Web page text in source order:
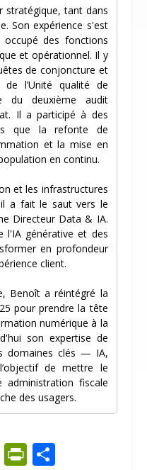
stratégique, tant dans
Son expérience s'est
des fonctions
et opérationnel. Il y
de conjoncture et
l’Unité qualité de
du deuxième audit
Il a participé à des
que la refonte de
et la mise en
en continu.
et les infrastructures
a fait le saut vers le
Directeur Data & IA.
l'IA générative et des
en profondeur
client.
Benoît a réintégré la
pour prendre la tête
numérique à la
son expertise de
domaines clés — IA,
de mettre le
administration fiscale
des usagers.
Pr Pr